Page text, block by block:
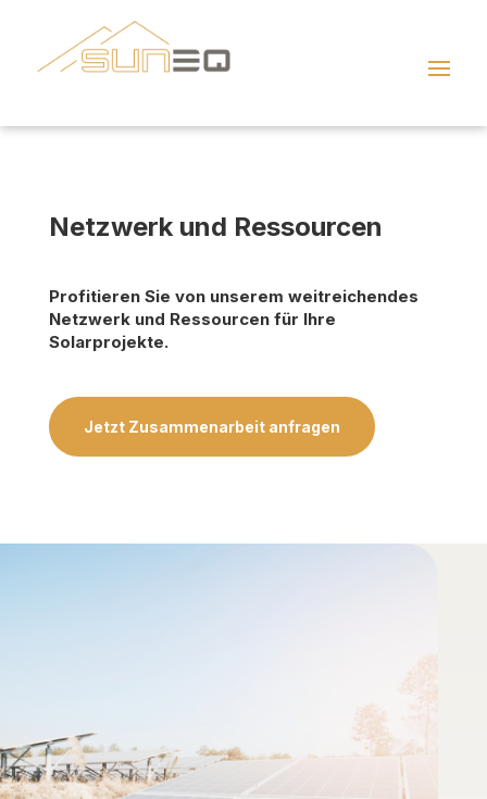
Netzwerk und Ressourcen
Profitieren Sie von unserem weitreichendes
Netzwerk und Ressourcen für Ihre
Solarprojekte.
Jetzt Zusammenarbeit anfragen